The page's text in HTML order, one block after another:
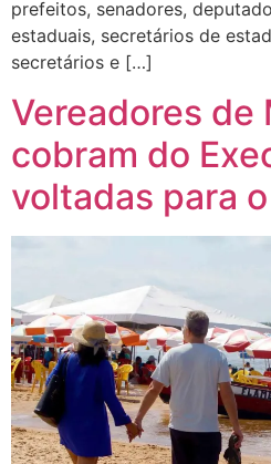
prefeitos, senadores,
estaduais, secretários de
secretários e […]
Vereadores de
cobram do
voltadas para